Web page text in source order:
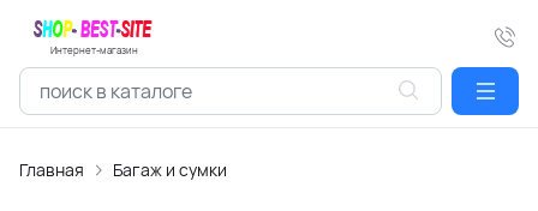
Интернет-магазин
Главная Багаж и сумки